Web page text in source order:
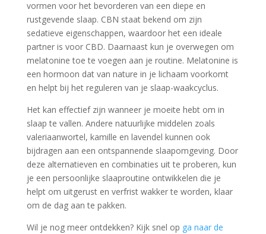
vormen voor het bevorderen van een diepe en
rustgevende slaap. CBN staat bekend om zijn
sedatieve eigenschappen, waardoor het een ideale
partner is voor CBD. Daarnaast kun je overwegen om
melatonine toe te voegen aan je routine. Melatonine is
een hormoon dat van nature in je lichaam voorkomt
en helpt bij het reguleren van je slaap-waakcyclus.
Het kan effectief zijn wanneer je moeite hebt om in
slaap te vallen. Andere natuurlijke middelen zoals
valeriaanwortel, kamille en lavendel kunnen ook
bijdragen aan een ontspannende slaapomgeving. Door
deze alternatieven en combinaties uit te proberen, kun
je een persoonlijke slaaproutine ontwikkelen die je
helpt om uitgerust en verfrist wakker te worden, klaar
om de dag aan te pakken.
Wil je nog meer ontdekken? Kijk snel op ga naar de